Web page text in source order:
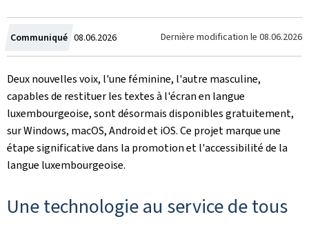
Communiqué Crée
le
08.06.2026 Dernière modification le 08.06.2026
Deux nouvelles voix, l'une féminine, l'autre masculine,
capables de restituer les textes à l'écran en langue
luxembourgeoise, sont désormais disponibles gratuitement,
sur Windows, macOS, Android et iOS. Ce projet marque une
étape significative dans la promotion et l'accessibilité de la
langue luxembourgeoise.
Une technologie au service de tous